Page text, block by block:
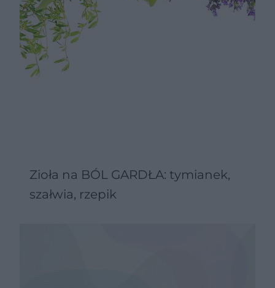
Zioła na BÓL GARDŁA: tymianek,
szałwia, rzepik